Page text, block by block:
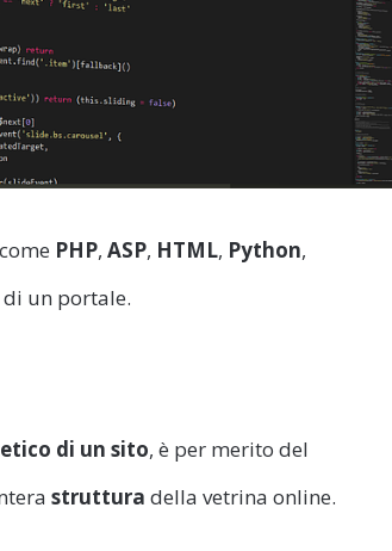
PHP, ASP, HTML, Python,
di un portale.
di un sito, è per merito del
struttura della vetrina online.